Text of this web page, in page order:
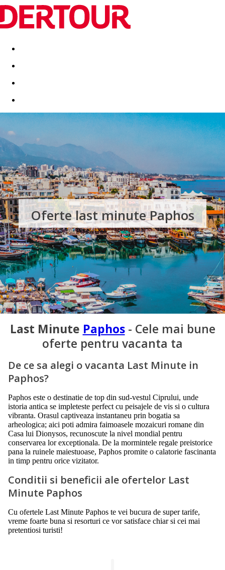
Destinatii Vacanta perfecta OFERTE DE NERATAT
Oferte last minute Paphos
Last Minute Paphos- Cele mai bune
oferte pentru vacanta ta
De ce sa alegi o vacanta Last Minute in
Paphos?
Paphos este o destinatie de top din sud-vestul Ciprului, unde
istoria antica se impleteste perfect cu peisajele de vis si o cultura
vibranta. Orasul captiveaza instantaneu prin bogatia sa
arheologica; aici poti admira faimoasele mozaicuri romane din
Casa lui Dionysos, recunoscute la nivel mondial pentru
conservarea lor exceptionala. De la mormintele regale preistorice
pana la ruinele maiestuoase, Paphos promite o calatorie fascinanta
in timp pentru orice vizitator.
Conditii si beneficii ale ofertelor Last
Minute Paphos
Cu ofertele Last Minute Paphos te vei bucura de super tarife,
vreme foarte buna si resorturi ce vor satisface chiar si cei mai
pretentiosi turisti!